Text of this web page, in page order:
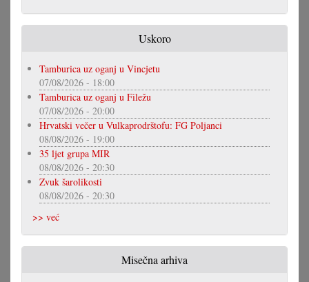
Uskoro
Tamburica uz oganj u Vincjetu
07/08/2026 - 18:00
Tamburica uz oganj u Filežu
07/08/2026 - 20:00
Hrvatski večer u Vulkaprodrštofu: FG Poljanci
08/08/2026 - 19:00
35 ljet grupa MIR
08/08/2026 - 20:30
Zvuk šarolikosti
08/08/2026 - 20:30
>> već
Misečna arhiva